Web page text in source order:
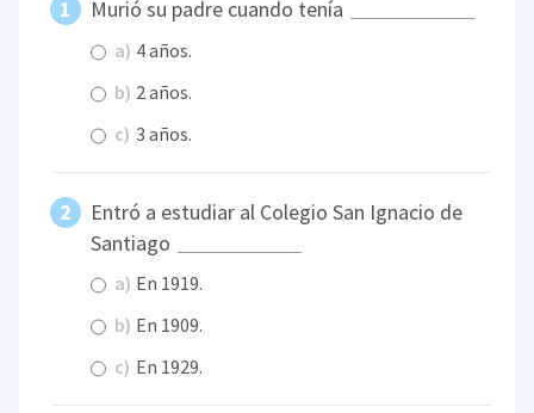
Murió su padre cuando tenía
a) 4 años.
b) 2 años.
c) 3 años.
Entró a estudiar al Colegio San Ignacio de
Santiago
a) En 1919.
b) En 1909.
c) En 1929.